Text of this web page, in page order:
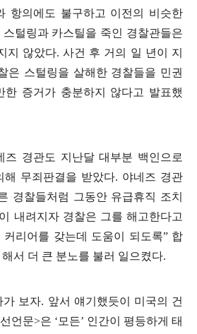
항의에도 불구하고 이전의 비슷한
털링과 카스틸을 죽인 경찰관들은
지 않았다. 사건 후 거의 일 년이 지
은 스털링을 살해한 경찰들을 민권
한 증거가 충분하지 않다고 발표했
즈 경관도 지난달 대부분 백인으로
해 무죄판결을 받았다. 야네즈 경관
경찰들처럼 그동안 유급휴직 조치
내려지자 경찰은 그를 해고한다고
커리어를 갖는데 도움이 되도록” 합
서 더 큰 분노를 불러 일으켰다.
가 보자. 앞서 얘기했듯이 미국의 건
언문>은 ‘모든’ 인간이 평등하게 태